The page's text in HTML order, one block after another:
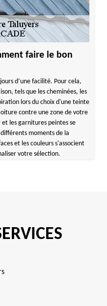
faire le bon
d’une facilité. Pour cela,
tels que les cheminées, les
lors du choix d'une teinte
contre une zone de votre
les garnitures peintes se
moments de la
et les couleurs s'associent
votre sélection.